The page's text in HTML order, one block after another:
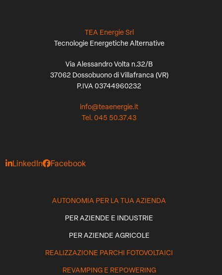
TEA Energie Srl
Tecnologie Energetiche Alternative
Via Alessandro Volta n.32/B
37062 Dossobuono di Villafranca (VR)
P.IVA 03744960232
info@teaenergie.it
Tel. 045 50.37.43
LinkedIn Facebook
AUTONOMIA PER LA TUA AZIENDA
PER AZIENDE E INDUSTRIE
PER AZIENDE AGRICOLE
REALIZZAZIONE PARCHI FOTOVOLTAICI
REVAMPING E REPOWERING